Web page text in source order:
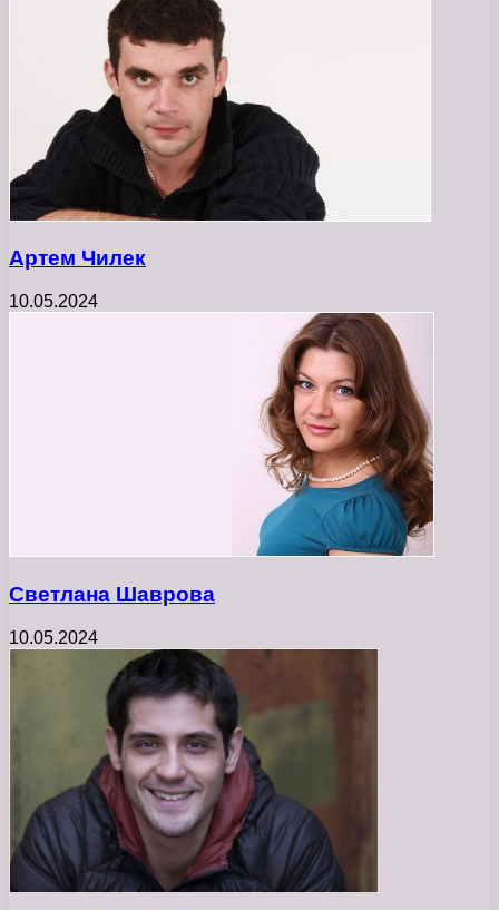
Артем Чилек
10.05.2024
Светлана Шаврова
10.05.2024